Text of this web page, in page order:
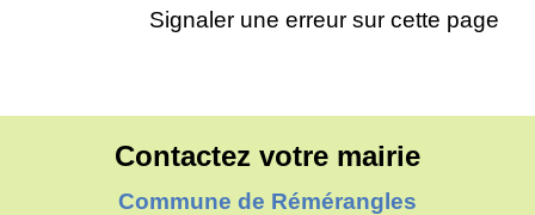
Signaler une erreur sur cette page
Contactez votre mairie
Commune de Rémérangles